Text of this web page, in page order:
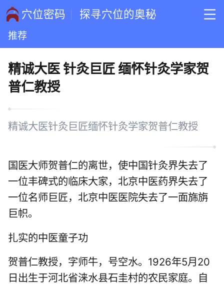
穴位密码 探寻穴位的奥秘
推荐
精诚大医 针灸巨匠 缅怀针灸学家贺
普仁教授
精诚大医针灸巨匠缅怀针灸学家贺普仁教授
国医大师贺普仁的离世，使中国针灸界失去了
一位丰碑式的临床大家，北京中医药界失去了
一位名师巨匠，北京中医医院失去了一面旆旃
巨帜。
扎实的中医童子功
贺普仁教授，字师牛，号空水。1926年5月20
日出生于河北省涞水县石圭村的农民家庭。自